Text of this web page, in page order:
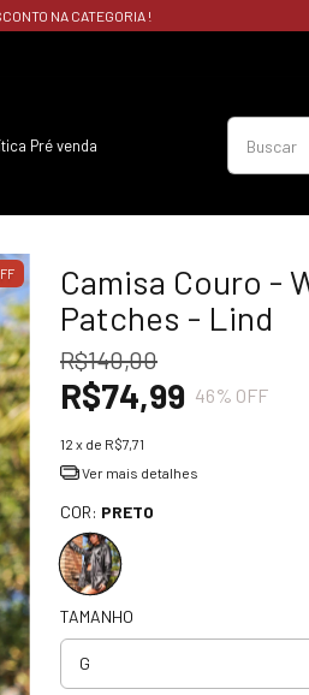
NA CATEGORIA !
Pré venda
Camisa Couro -
Patches - Lind
R$140,00
R$74,99 46% OFF
12 x de R$7,71
Ver mais detalhes
COR: PRETO
TAMANHO